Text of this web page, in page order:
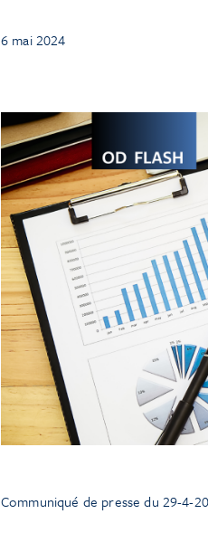
6 mai 2024
Communiqué de presse du 29-4-